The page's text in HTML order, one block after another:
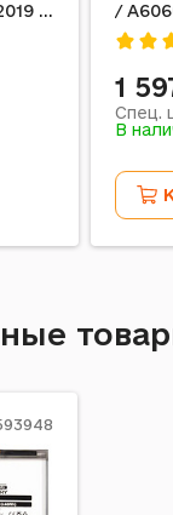
/
/
M405
1
Спец.
В